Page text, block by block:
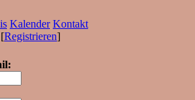
Kalender Kontakt
[Registrieren]